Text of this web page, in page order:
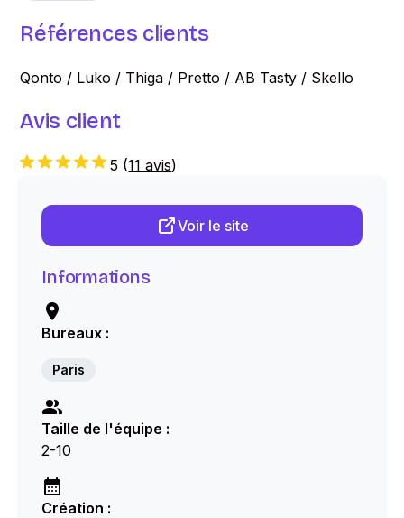
Références clients
Qonto / Luko / Thiga / Pretto / AB Tasty / Skello
Avis client
5 (11 avis)
Voir le site
Informations
Bureaux :
Paris
Taille de l'équipe :
2-10
Création :